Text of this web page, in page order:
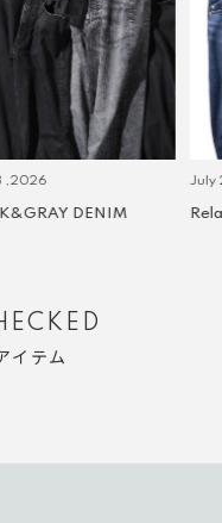
DENIM
July 2
Relax
イテム